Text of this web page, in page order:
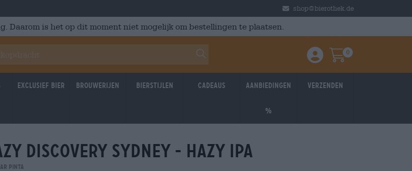
shop@bierothek.de
Daarom is het op dit moment niet mogelijk om bestellingen te plaatsen.
Einloggen / Anmelden
Warenkorb
0
Exclusief Bier Brouwerijen Bierstijlen Cadeaus Aanbiedingen
%
Verzenden
3.976 Untappd: 3.976
discovery sydney - hazy ipa
Pinta